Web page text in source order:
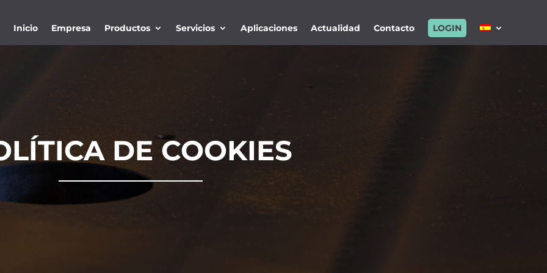
Inicio Empresa Productos Servicios Aplicaciones Actualidad Contacto LOGIN
DE COOKIES